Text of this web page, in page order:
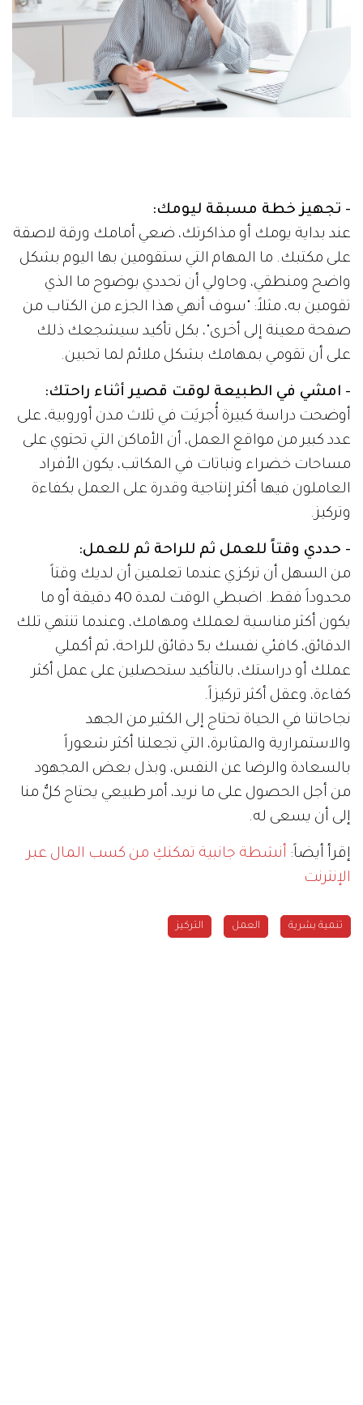
- تجهيز خطة مسبقة ليومك:
عند بداية يومك أو مذاكرتك، ضعي أمامك ورقة لاصقة
على مكتبك. ما المهام التي ستقومين بها اليوم بشكل
واضح ومنطقي، وحاولي أن تحددي بوضوح ما الذي
تقومين به، مثلاً: "سوف أنهي هذا الجزء من الكتاب من
صفحة معينة إلى أخرى"، بكل تأكيد سيشجعك ذلك
على أن تقومي بمهامك بشكل ملائم لما تحبين.
- امشي في الطبيعة لوقت قصير أثناء راحتك:
أوضحت دراسة كبيرة أُجريَت في ثلاث مدن أوروبية، على
عدد كبير من مواقع العمل، أن الأماكن التي تحتوي على
مساحات خضراء ونباتات في المكاتب، يكون الأفراد
العاملون فيها أكثر إنتاجية وقدرة على العمل بكفاءة
وتركيز.
- حددي وقتاً للعمل ثم للراحة ثم للعمل:
من السهل أن تركزي عندما تعلمين أن لديك وقتاً
محدوداً فقط. اضبطي الوقت لمدة 40 دقيقة أو ما
يكون أكثر مناسبة لعملك ومهامك، وعندما تنتهي تلك
الدقائق، كافئي نفسك بـ5 دقائق للراحة، ثم أكملي
عملك أو دراستك، بالتأكيد ستحصلين على عمل أكثر
كفاءة، وعقل أكثر تركيزاً.
نجاحاتنا في الحياة تحتاج إلى الكثير من الجهد
والاستمرارية والمثابرة، التي تجعلنا أكثر شعوراً
بالسعادة والرضا عن النفس، وبذل بعض المجهود
من أجل الحصول على ما نريد، أمر طبيعي يحتاج كلٌّ منا
إلى أن يسعى له.
إقرأ أيضاً: أنشطة جانبية تمكنكِ من كسب المال عبر
الإنترنت
تنمية بشرية العمل التركيز